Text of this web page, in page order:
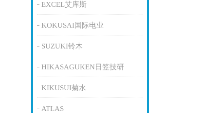
EXCEL艾库斯
KOKUSAI国际电业
SUZUKI铃木
HIKASAGUKEN日笠技研
KIKUSUI菊水
ATLAS